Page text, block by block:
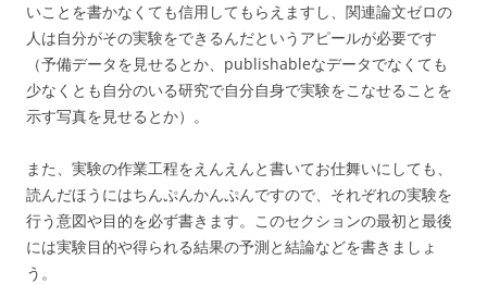
いことを書かなくても信用してもらえますし、関連論文ゼロの
人は自分がその実験をできるんだというアピールが必要です
（予備データを見せるとか、publishableなデータでなくても
少なくとも自分のいる研究で自分自身で実験をこなせることを
示す写真を見せるとか）。
また、実験の作業工程をえんえんと書いてお仕舞いにしても、
読んだほうにはちんぷんかんぷんですので、それぞれの実験を
行う意図や目的を必ず書きます。このセクションの最初と最後
には実験目的や得られる結果の予測と結論などを書きましょ
う。